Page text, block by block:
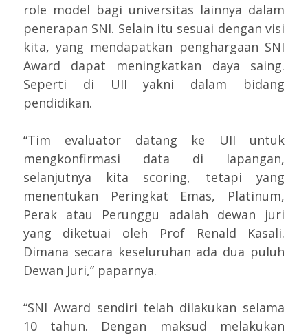
role model bagi universitas lainnya dalam
penerapan SNI. Selain itu sesuai dengan visi
kita, yang mendapatkan penghargaan SNI
Award dapat meningkatkan daya saing.
Seperti di UII yakni dalam bidang
pendidikan.
“Tim evaluator datang ke UII untuk
mengkonfirmasi data di lapangan,
selanjutnya kita scoring, tetapi yang
menentukan Peringkat Emas, Platinum,
Perak atau Perunggu adalah dewan juri
yang diketuai oleh Prof Renald Kasali.
Dimana secara keseluruhan ada dua puluh
Dewan Juri,” paparnya.
“SNI Award sendiri telah dilakukan selama
10 tahun. Dengan maksud melakukan